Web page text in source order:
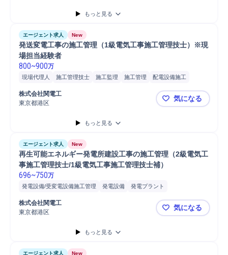
エネルギー/ソーラーパネルプラ...
もっと見る
エージェント求人 New
発送変電工事の施工管理（1級電気工事施工管理技士）※現
場担当経験者
800~900万
現場代理人 施工管理技士 施工監理 施工管理
配電設備施工
電気設備施工管理
工事進捗管理
主任技術者
監理技術者
株式会社関電工
東京都港区
発送変電工
気になる
もっと見る
エージェント求人 New
再生可能エネルギー発電所建設工事の施工管理（2級電気工
事施工管理技士/1級電気工事施工管理技士補）
696~750万
発電設備/受変電設備施工管理 発電設備
発電プラント
発電所施工管理
電気プラント
工事進捗管理
エネルギー/ソーラーパネルプラ...
株式会社関電工
東京都港区
再生可能エ
気になる
もっと見る
エージェント求人 New